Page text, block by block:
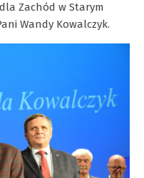
Zachód w Starym
Wandy Kowalczyk.